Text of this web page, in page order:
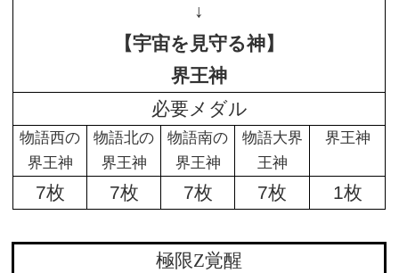
↓
【宇宙を見守る神】
界王神
必要メダル
物語西の
界王神
物語北の
界王神
物語南の
界王神
物語大界
王神
界王神
7枚 7枚 7枚 7枚 1枚
極限Z覚醒